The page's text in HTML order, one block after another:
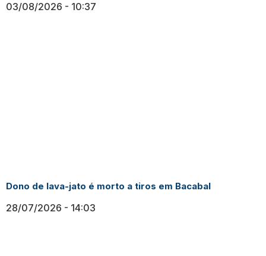
03/08/2026 10:37
Dono de lava-jato é morto a tiros em Bacabal
28/07/2026 14:03